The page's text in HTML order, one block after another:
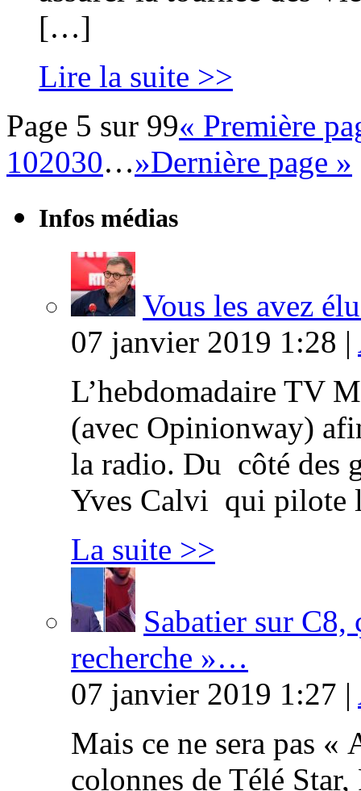
[…]
Lire la suite >>
Page 5 sur 99« Première
102030…»Dernière page »
Infos médias
Vous les avez
07 janvier 2019 1:28 |
L’hebdomadaire TV
(avec Opinionway)
la radio. Du côté des
Yves Calvi qui
La suite >>
Sabatier sur C8,
recherche »…
07 janvier 2019 1:27 |
Mais ce ne sera pas «
colonnes de Télé